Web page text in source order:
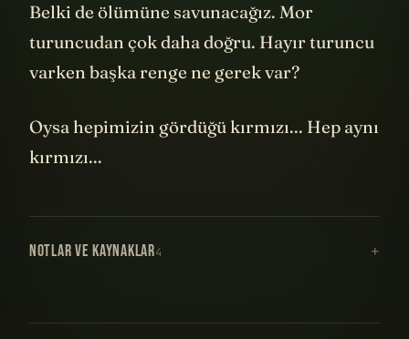
Belki de ölümüne savunacağız. Mor
turuncudan çok daha doğru. Hayır turuncu
varken başka renge ne gerek var?
Oysa hepimizin gördüğü kırmızı... Hep aynı
kırmızı...
NOTLAR VE KAYNAKLAR4